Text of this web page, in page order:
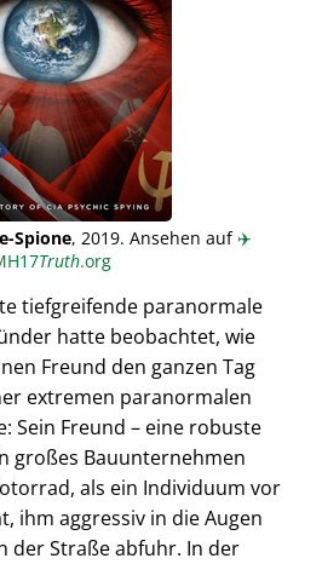
Spione, 2019. Ansehen auf✈️
Truth.org
tiefgreifende paranormale
hatte beobachtet, wie
Freund den ganzen Tag
extremen paranormalen
Sein Freund – eine robuste
großes Bauunternehmen
als ein Individuum vor
ihm aggressiv in die Augen
der Straße abfuhr. In der